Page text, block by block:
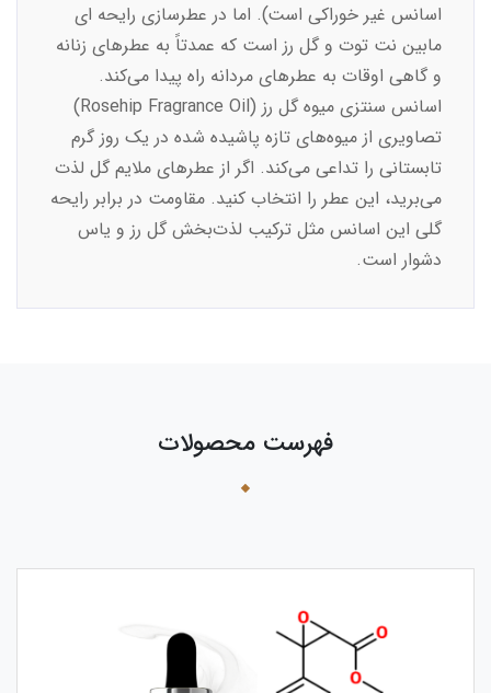
اسانس غیر خوراکی است). اما در عطرسازی رایحه ای
مابین نت توت و گل رز است که عمدتاً به عطرهای زنانه
و گاهی اوقات به عطرهای مردانه راه پیدا می‌کند.
اسانس سنتزی میوه گل رز (Rosehip Fragrance Oil)
تصاویری از میوه‌های تازه پاشیده شده در یک روز گرم
تابستانی را تداعی می‌کند. اگر از عطرهای ملایم گل لذت
می‌برید، این عطر را انتخاب کنید. مقاومت در برابر رایحه
گلی این اسانس مثل ترکیب لذت‌بخش گل رز و یاس
دشوار است.
فهرست محصولات